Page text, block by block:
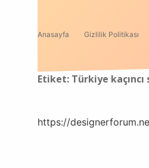
Anasayfa Gizlilik Politikası
Etiket: Türkiye
https://